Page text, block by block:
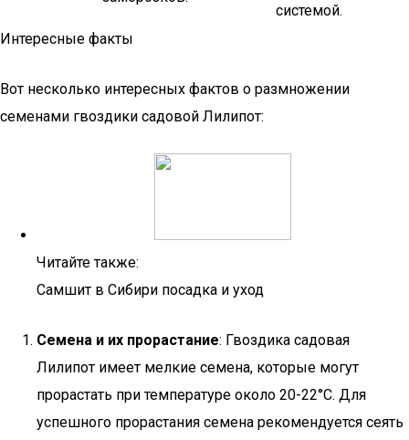
системой.
Интересные факты
Вот несколько интересных фактов о размножении
семенами гвоздики садовой Лилипот:
Читайте также:
Самшит в Сибири посадка и уход
Семена и их прорастание: Гвоздика садовая
Лилипот имеет мелкие семена, которые могут
прорастать при температуре около 20-22°C. Для
успешного прорастания семена рекомендуется сеять